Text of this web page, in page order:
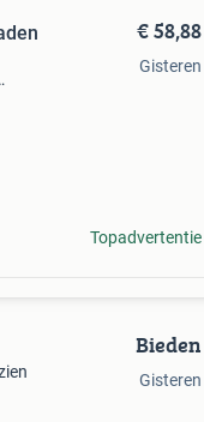
€ 58,88
Gisteren
Topadvertentie
Bieden
Gisteren